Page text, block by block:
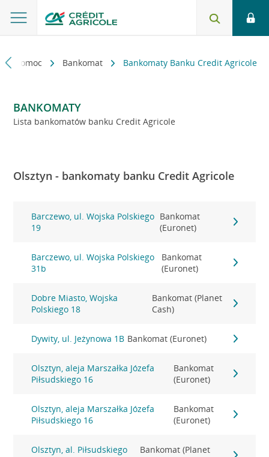
i pomoc Bankomat Bankomaty Banku Credit Agricole
BANKOMATY
Lista bankomatów banku Credit Agricole
Olsztyn - bankomaty banku Credit Agricole
Barczewo, ul. Wojska Polskiego
19
Bankomat
(Euronet)
Barczewo, ul. Wojska Polskiego
31b
Bankomat
(Euronet)
Dobre Miasto, Wojska
Polskiego 18
Bankomat (Planet
Cash)
Dywity, ul. Jeżynowa 1B Bankomat (Euronet)
Olsztyn, aleja Marszałka Józefa
Piłsudskiego 16
Bankomat
(Euronet)
Olsztyn, aleja Marszałka Józefa
Piłsudskiego 16
Bankomat
(Euronet)
Olsztyn, al. Piłsudskiego
Bankomat (Planet